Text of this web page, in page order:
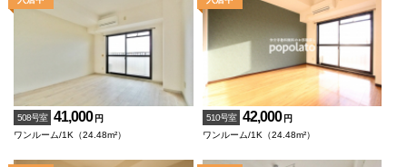
508号室 41,000 円
ワンルーム/1K（24.48m²）
510号室 42,000 円
ワンルーム/1K（24.48m²）